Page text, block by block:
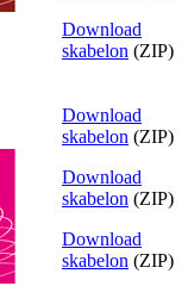
Download
skabelon (ZIP)
Download
skabelon (ZIP)
Download
skabelon (ZIP)
Download
skabelon (ZIP)